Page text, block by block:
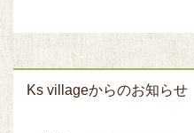
Ks villageからのお知らせ